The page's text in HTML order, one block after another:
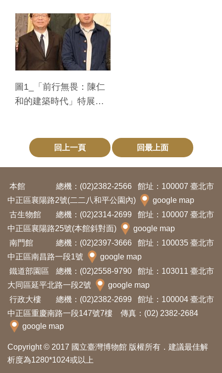
網
導
覽
on
esi
a
Việ
t
圖1_「前行無畏：陳仁
和的建築時代」特展開
回上一頁 回最上面
本館 總機：(02)2382-2566
館址：100007 臺北市
中正區襄陽路2號(二二八和平公園內)
google map
古生物館
總機：(02)2314-2699
館址：100007 臺北市
中正區襄陽路25號(本館斜對面)
google map
南門館
總機：(02)2397-3666
館址：100035 臺北市
中正區南昌路一段1號
google map
鐵道部園區
總機：(02)2558-9790
館址：103011 臺北市
大同區延平北路一段2號
google map
行政大樓
總機：(02)2382-2699
館址：100004 臺北市
中正區重慶南路一段147號7樓 傳真：(02) 2382-2684
google map
Copyright © 2017 國立臺灣博物館 版權所有．建議最佳解
析度為1280*1024或以上